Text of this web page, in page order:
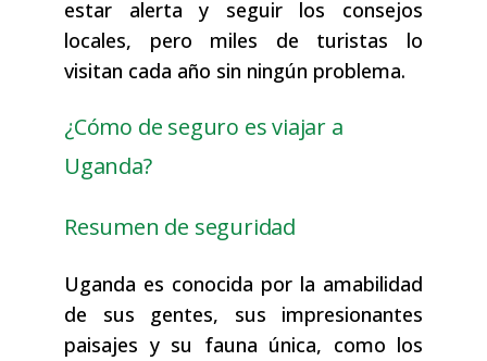
estar alerta y seguir los consejos
locales, pero miles de turistas lo
visitan cada año sin ningún problema.
¿Cómo de seguro es viajar a
Uganda?
Resumen de seguridad
Uganda es conocida por la amabilidad
de sus gentes, sus impresionantes
paisajes y su fauna única, como los